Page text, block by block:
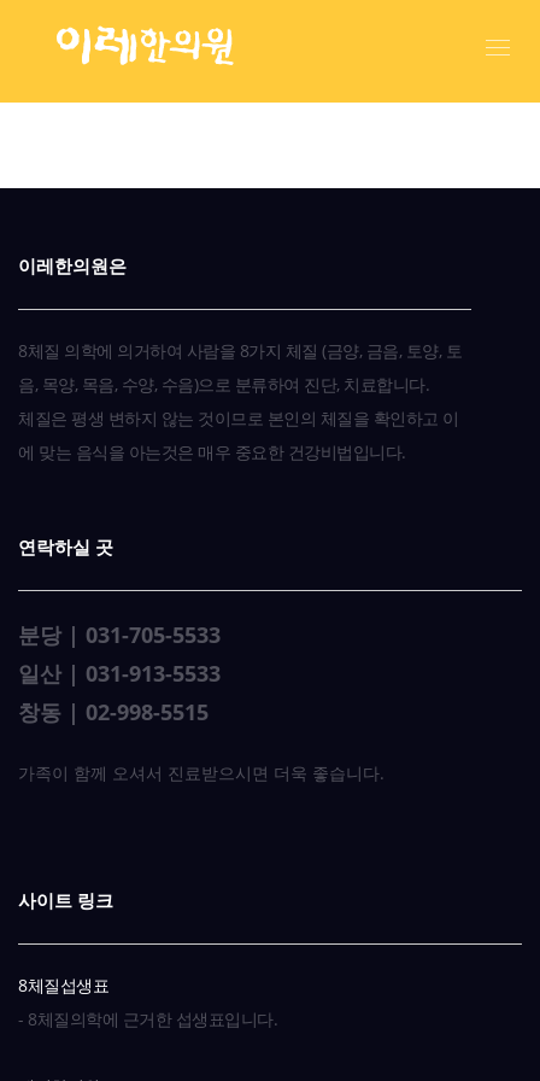
이레한의원은
8체질 의학에 의거하여 사람을 8가지 체질 (금양, 금음, 토양, 토
음, 목양, 목음, 수양, 수음)으로 분류하여 진단, 치료합니다.
체질은 평생 변하지 않는 것이므로 본인의 체질을 확인하고 이
에 맞는 음식을 아는것은 매우 중요한 건강비법입니다.
연락하실 곳
분당 | 031-705-5533
일산 | 031-913-5533
창동 | 02-998-5515
가족이 함께 오셔서 진료받으시면 더욱 좋습니다.
사이트 링크
8체질섭생표
- 8체질의학에 근거한 섭생표입니다.